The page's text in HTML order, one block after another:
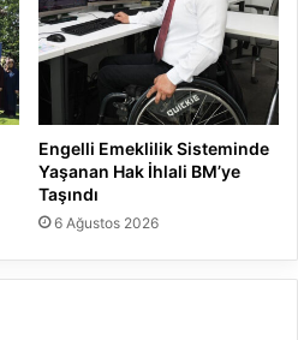
Engelli Emeklilik Sisteminde
Yaşanan Hak İhlali BM’ye
Taşındı
6 Ağustos 2026